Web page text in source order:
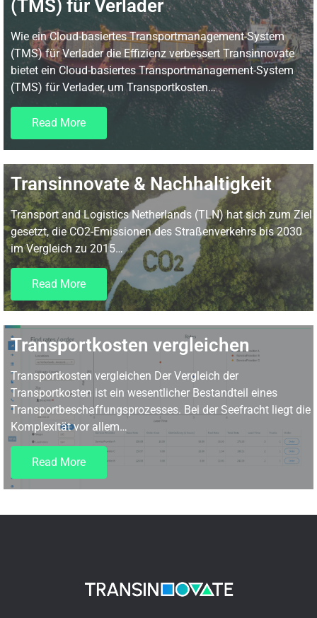
(TMS) für Verlader
Wie ein Cloud-basiertes Transportmanagement-System
(TMS) für Verlader die Effizienz verbessert Transinnovate
bietet ein Cloud-basiertes Transportmanagement-System
(TMS) für Verlader, um Transportkosten…
Read More
Transinnovate & Nachhaltigkeit
Transport and Logistics Netherlands (TLN) hat sich zum Ziel
gesetzt, die CO2-Emissionen des Straßenverkehrs bis 2030
im Vergleich zu 2015…
Read More
Transportkosten vergleichen
Transportkosten vergleichen Der Vergleich der
Transportkosten ist ein wesentlicher Bestandteil eines
Transportbeschaffungsprozesses. Bei der Seefracht liegt die
Komplexität vor allem…
Read More